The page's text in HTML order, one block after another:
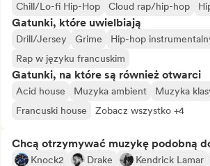
Chill/Lo-fi Hip-Hop Cloud rap/hip-hop
Gatunki, które uwielbiają
Drill/Jersey Grime Hip-hop
Rap w języku francuskim
Gatunki, na które są również otwarci
Acid house Muzyka ambient Muzyka
Francuski house
Zobacz wszystko +4
Chcą otrzymywać muzykę podobną
Knock2 Drake Kendrick Lamar